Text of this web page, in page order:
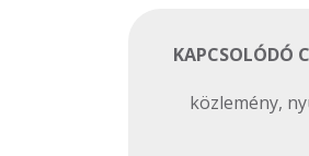
KAPCSOLÓDÓ
közlemény,